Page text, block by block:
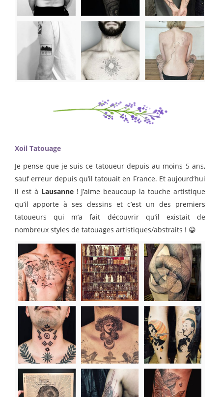
Xoil Tatouage
Je pense que je suis ce tatoueur depuis au moins 5 ans,
sauf erreur depuis qu’il tatouait en France. Et aujourd’hui
il est à Lausanne! J’aime beaucoup la touche artistique
qu’il apporte à ses dessins et c’est un des premiers
tatoueurs qui m’a fait découvrir qu’il existait de
nombreux styles de tatouages artistiques/abstraits ! 😀